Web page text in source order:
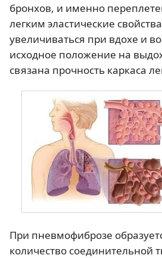
бронхов, и именно
легким эластические
увеличиваться при вдохе и
исходное положение на
связана прочность каркаса
При пневмофиброзе
количество соединительной